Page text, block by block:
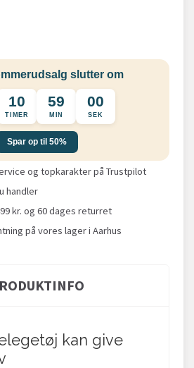
slutter om
10
TIMER
59
MIN
00
SEK
Spar op til 50%
og topkarakter på Trustpilot
handler
kr. og 60 dages returret
på vores lager i Aarhus
kan give